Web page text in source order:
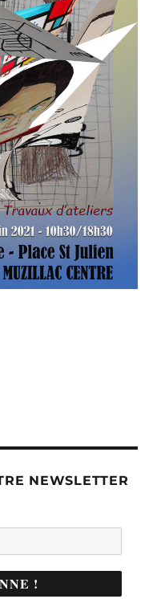
NEWSLETTER